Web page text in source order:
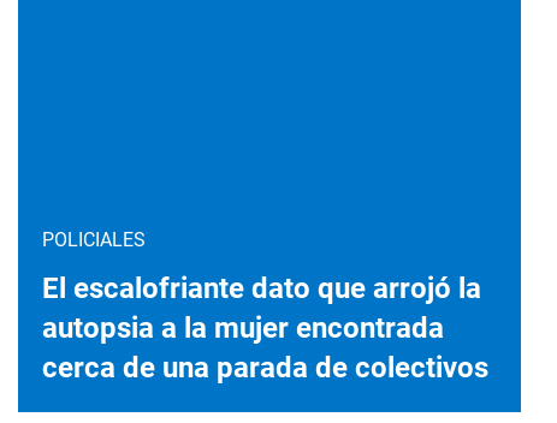
POLICIALES
El escalofriante dato que arrojó la
autopsia a la mujer encontrada
cerca de una parada de colectivos